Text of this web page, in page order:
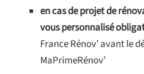
en cas de projet de
vous personnalisé
France Rénov’ avant le
MaPrimeRénov’